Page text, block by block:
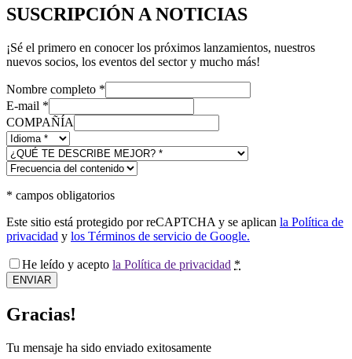
SUSCRIPCIÓN A NOTICIAS
¡Sé el primero en conocer los próximos lanzamientos, nuestros
nuevos socios, los eventos del sector y mucho más!
Nombre completo *
E-mail *
COMPAÑÍA
* campos obligatorios
Este sitio está protegido por reCAPTCHA y se aplican la Política de
privacidad y los Términos de servicio de Google.
He leído y acepto la Política de privacidad *
ENVIAR
Gracias!
Tu mensaje ha sido enviado exitosamente